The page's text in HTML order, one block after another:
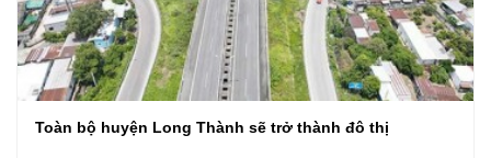
Toàn bộ huyện Long Thành sẽ trở thành đô thị